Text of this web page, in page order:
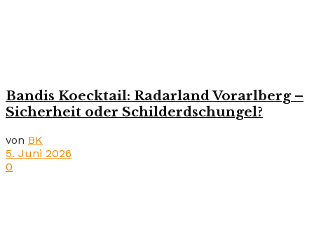
Bandis Koecktail: Radarland Vorarlberg –
Sicherheit oder Schilderdschungel?
von BK
5. Juni 2026
0